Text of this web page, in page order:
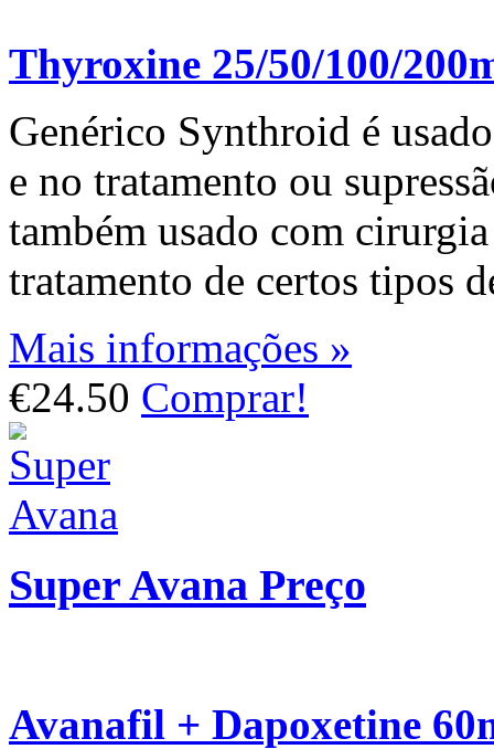
Thyroxine 25/50/100/
Genérico Synthroid é
e no tratamento ou
também usado com
tratamento de certos tipos
Mais informações »
€24.50 Comprar!
Super Avana Preço
Avanafil + Dapoxetine